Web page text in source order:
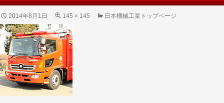
2014年8月1日 145 × 145 日本機械工業トップページ